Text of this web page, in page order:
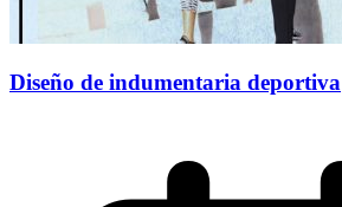
Diseño de indumentaria deportiva